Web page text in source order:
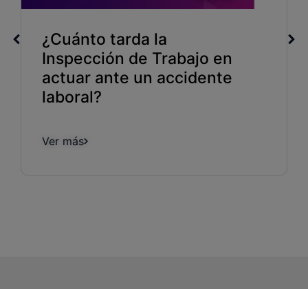
¿Cuánto tarda la
Inspección de Trabajo en
actuar ante un accidente
laboral?
Ver más